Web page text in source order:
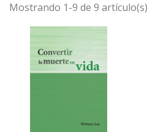
Mostrando 1-9 de 9 artículo(s)